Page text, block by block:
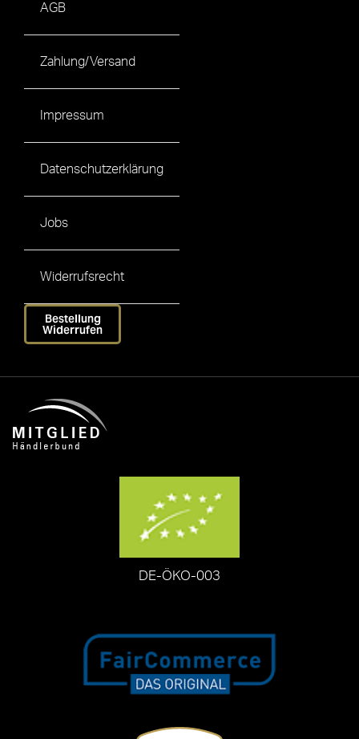
AGB
Zahlung/Versand
Impressum
Datenschutzerklärung
Jobs
Widerrufsrecht
Bestellung
Widerrufen
DE-ÖKO-003